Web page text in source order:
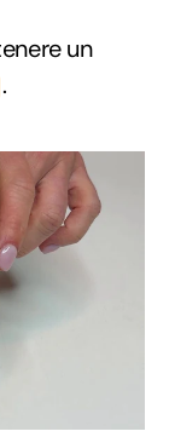
un
.